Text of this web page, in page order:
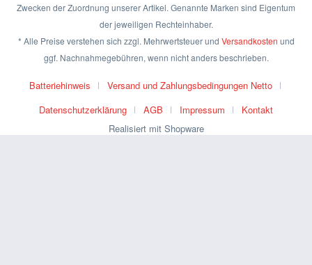
Zwecken der Zuordnung unserer Artikel. Genannte Marken sind Eigentum
der jeweiligen Rechteinhaber.
* Alle Preise verstehen sich zzgl. Mehrwertsteuer und Versandkosten und
ggf. Nachnahmegebühren, wenn nicht anders beschrieben.
Batteriehinweis
Versand und Zahlungsbedingungen Netto
Datenschutzerklärung
AGB Impressum
Kontakt
Realisiert mit Shopware